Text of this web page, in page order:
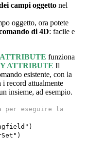
campi oggetto nel
oggetto, ora potete
di 4D: facile e
funziona
ATTRIBUTE Il
esistente, con la
i record attualmente
insieme, ad esempio.
eseguire la